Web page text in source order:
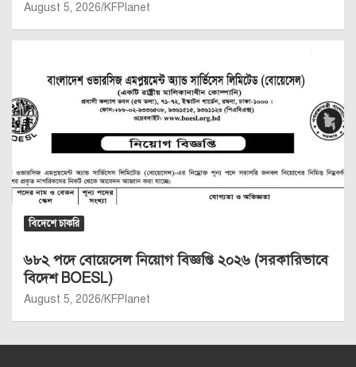
August 5, 2026 KFPlanet
বিদেশে চাকরি
৬৮২ পদে বোয়েসেল নিয়োগ বিজ্ঞপ্তি ২০২৬ (সরকারিভাবে
বিদেশ BOESL)
August 5, 2026 KFPlanet